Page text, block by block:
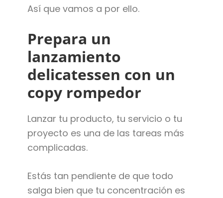
Así que vamos a por ello.
Prepara un
lanzamiento
delicatessen con un
copy rompedor
Lanzar tu producto, tu servicio o tu
proyecto es una de las tareas más
complicadas.
Estás tan pendiente de que todo
salga bien que tu concentración es